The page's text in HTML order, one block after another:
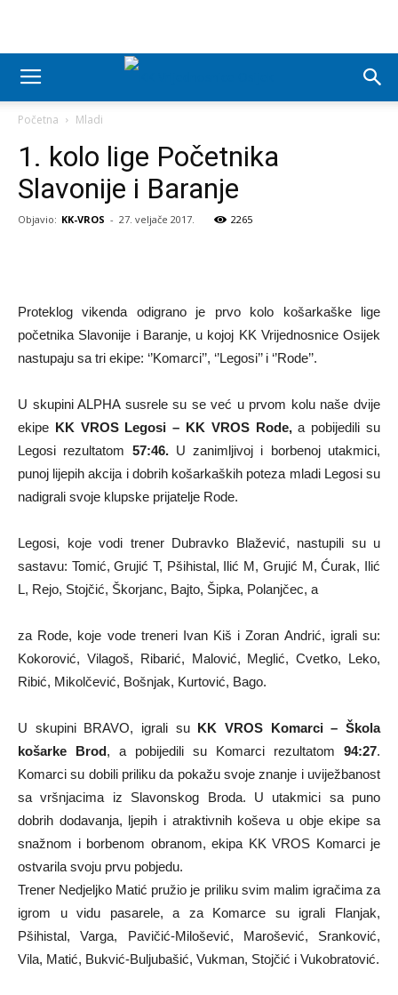
Početna Mladi
1. kolo lige Početnika
Slavonije i Baranje
Objavio: KK-VROS - 27. veljače 2017. 2265
Proteklog vikenda odigrano je prvo kolo košarkaške lige
početnika Slavonije i Baranje, u kojoj KK Vrijednosnice Osijek
nastupaju sa tri ekipe: ‘’Komarci’’, ‘’Legosi’’ i ‘’Rode’’.
U skupini ALPHA susrele su se već u prvom kolu naše dvije
ekipe KK VROS Legosi – KK VROS Rode,a pobijedili su
Legosi rezultatom 57:46. U zanimljivoj i borbenoj utakmici,
punoj lijepih akcija i dobrih košarkaških poteza mladi Legosi su
nadigrali svoje klupske prijatelje Rode.
Legosi, koje vodi trener Dubravko Blažević, nastupili su u
sastavu: Tomić, Grujić T, Pšihistal, Ilić M, Grujić M, Ćurak, Ilić
L, Rejo, Stojčić, Škorjanc, Bajto, Šipka, Polanjčec, a
za Rode, koje vode treneri Ivan Kiš i Zoran Andrić, igrali su:
Kokorović, Vilagoš, Ribarić, Malović, Meglić, Cvetko, Leko,
Ribić, Mikolčević, Bošnjak, Kurtović, Bago.
U skupini BRAVO, igrali su KK VROS Komarci – Škola
košarke Brod, a pobijedili su Komarci rezultatom 94:27.
Komarci su dobili priliku da pokažu svoje znanje i uviježbanost
sa vršnjacima iz Slavonskog Broda. U utakmici sa puno
dobrih dodavanja, ljepih i atraktivnih koševa u obje ekipe sa
snažnom i borbenom obranom, ekipa KK VROS Komarci je
ostvarila svoju prvu pobjedu.
Trener Nedjeljko Matić pružio je priliku svim malim igračima za
igrom u vidu pasarele, a za Komarce su igrali Flanjak,
Pšihistal, Varga, Pavičić-Milošević, Marošević, Sranković,
Vila, Matić, Bukvić-Buljubašić, Vukman, Stojčić i Vukobratović.